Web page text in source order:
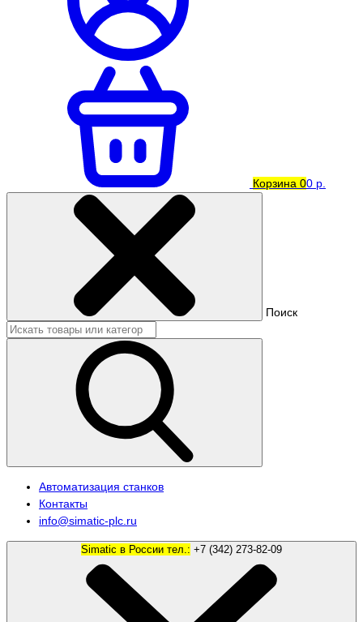
Корзина 00 р.
Поиск
Автоматизация станков
Контакты
info@simatic-plc.ru
Simatic в России тел.: